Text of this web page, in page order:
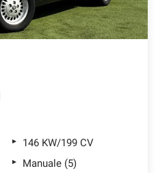
146 KW/199 CV
Manuale (5)